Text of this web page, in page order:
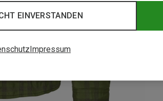
EINVERSTANDEN
Impressum